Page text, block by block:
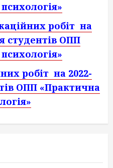
робіт на
студентів ОПП
робіт на 2022-
ОПП «Практична